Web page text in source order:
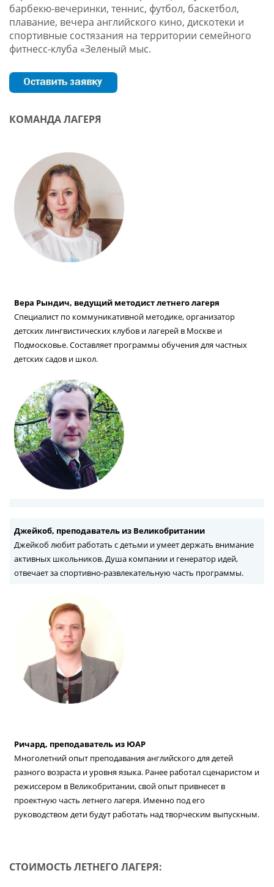
барбекю-вечеринки, теннис, футбол, баскетбол,
плавание, вечера английского кино, дискотеки и
спортивные состязания на территории семейного
фитнесс-клуба «Зеленый мыс.
КОМАНДА ЛАГЕРЯ
Вера Рындич, ведущий методист летнего лагеря
Специалист по коммуникативной методике, организатор
детских лингвистических клубов и лагерей в Москве и
Подмосковье. Составляет программы обучения для частных
детских садов и школ.
Джейкоб, преподаватель из Великобритании
Джейкоб любит работать с детьми и умеет держать внимание
активных школьников. Душа компании и генератор идей,
отвечает за спортивно-развлекательную часть программы.
Ричард, преподаватель из ЮАР
Многолетний опыт преподавания английского для детей
разного возраста и уровня языка. Ранее работал сценаристом и
режиссером в Великобритании, свой опыт привнесет в
проектную часть летнего лагеря. Именно под его
руководством дети будут работать над творческим выпускным.
СТОИМОСТЬ ЛЕТНЕГО ЛАГЕРЯ: